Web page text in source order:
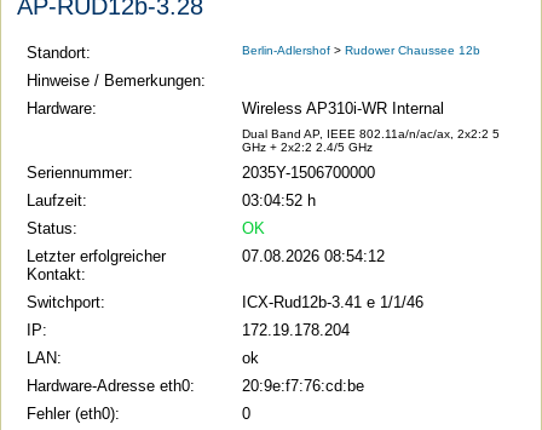
zu
Berlin
Computer-
Medienservice
AP-RUD12b-3.28
Standort: Berlin-Adlershof >Rudower Chaussee 12b
Hinweise / Bemerkungen:
Hardware:
Wireless AP310i-WR Internal
Dual Band AP, IEEE 802.11a/n/ac/ax, 2x2:2 5
GHz + 2x2:2 2.4/5 GHz
Seriennummer:
2035Y-1506700000
Laufzeit:
03:04:52 h
Status:
OK
Letzter erfolgreicher
Kontakt:
07.08.2026 08:54:12
Switchport:
ICX-Rud12b-3.41 e 1/1/46
IP:
172.19.178.204
LAN:
ok
Hardware-Adresse eth0:
20:9e:f7:76:cd:be
Fehler (eth0):
0